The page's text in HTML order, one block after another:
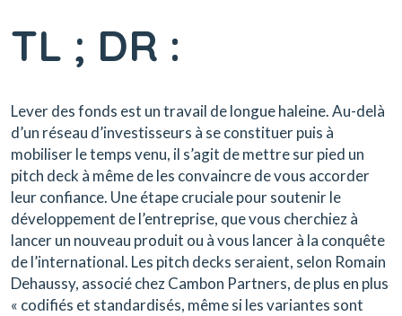
TL ; DR :
Lever des fonds est un travail de longue haleine. Au-delà
d’un réseau d’investisseurs à se constituer puis à
mobiliser le temps venu, il s’agit de mettre sur pied un
pitch deck à même de les convaincre de vous accorder
leur confiance. Une étape cruciale pour soutenir le
développement de l’entreprise, que vous cherchiez à
lancer un nouveau produit ou à vous lancer à la conquête
de l’international. Les pitch decks seraient, selon Romain
Dehaussy, associé chez Cambon Partners, de plus en plus
« codifiés et standardisés, même si les variantes sont